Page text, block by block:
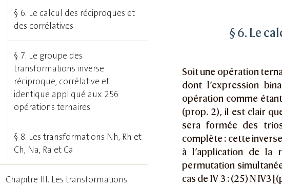
§ 6. Le
Soit une opération
dont l’expression
opération comme
(prop. 2), il est clair
sera formée des
complète : cette
à l’application de la
permutation
cas de IV 3 : (25) N IV3
§ 6. Le calcul des réciproques et
des corrélatives
§ 7. Le groupe des
transformations inverse
réciproque, corrélative et
identique appliqué aux 256
opérations ternaires
§ 8. Les transformations Nh, Rh et
Ch, Na, Ra et Ca
Chapitre III. Les transformations